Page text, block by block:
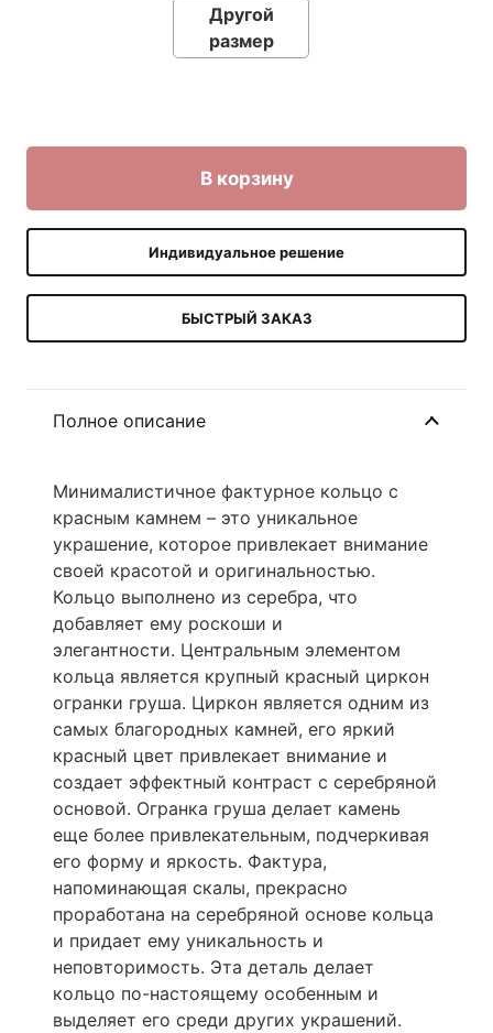
Другой
размер
В корзину
Индивидуальное решение
БЫСТРЫЙ ЗАКАЗ
Полное описание
Минималистичное фактурное кольцо с
красным камнем – это уникальное
украшение, которое привлекает внимание
своей красотой и оригинальностью.
Кольцо выполнено из серебра, что
добавляет ему роскоши и
элегантности. Центральным элементом
кольца является крупный красный циркон
огранки груша. Циркон является одним из
самых благородных камней, его яркий
красный цвет привлекает внимание и
создает эффектный контраст с серебряной
основой. Огранка груша делает камень
еще более привлекательным, подчеркивая
его форму и яркость. Фактура,
напоминающая скалы, прекрасно
проработана на серебряной основе кольца
и придает ему уникальность и
неповторимость. Эта деталь делает
кольцо по-настоящему особенным и
выделяет его среди других украшений.